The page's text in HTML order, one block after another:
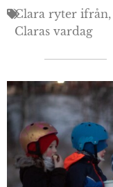
Clara ryter ifrån
Claras vardag